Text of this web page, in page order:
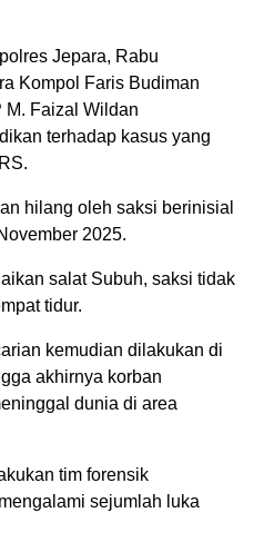
Jepara, Rabu
Kompol Faris Budiman
M. Faizal Wildan
terhadap kasus yang
hilang oleh saksi berinisial
2025.
salat Subuh, saksi tidak
tidur.
kemudian dilakukan di
akhirnya korban
dunia di area
tim forensik
sejumlah luka